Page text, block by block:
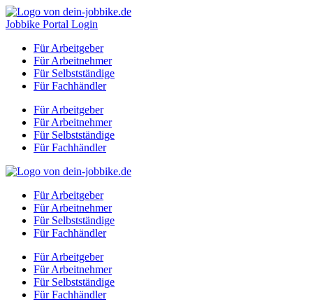
Zum
Inhalt
Jobbike Portal Login
Für Arbeitgeber
Für Arbeitnehmer
Für Selbstständige
Für Fachhändler
Für Arbeitgeber
Für Arbeitnehmer
Für Selbstständige
Für Fachhändler
Für Arbeitgeber
Für Arbeitnehmer
Für Selbstständige
Für Fachhändler
Für Arbeitgeber
Für Arbeitnehmer
Für Selbstständige
Für Fachhändler